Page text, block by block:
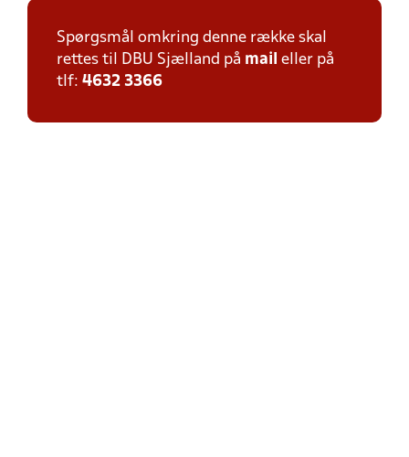
Spørgsmål omkring denne række skal
rettes til DBU Sjælland på mail eller på
tlf: 4632 3366